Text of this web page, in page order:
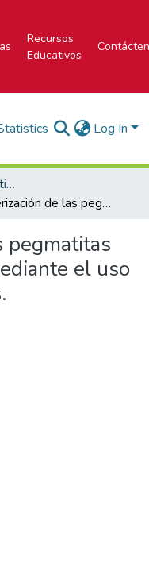
Recursos
Educativos
Log In
Portal de Revistas del Instituto Tecnológico de Costa Rica
Caracterización de las pegmatitas de Loma Venturilla mediante el uso de técnicas nucleares.
pegmatitas
el uso